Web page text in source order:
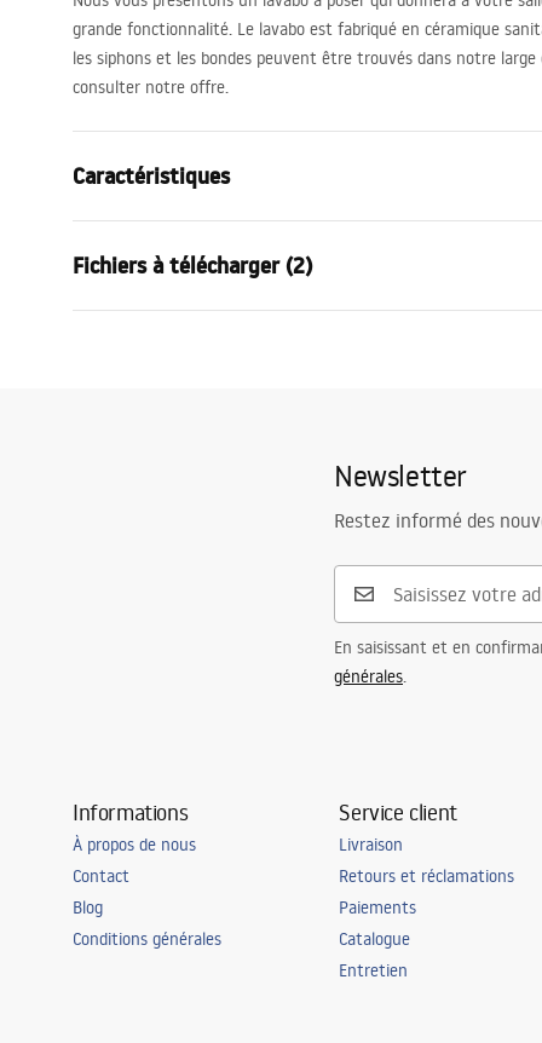
grande fonctionnalité. Le lavabo est fabriqué en céramique
les siphons et les bondes peuvent être trouvés dans notre
consulter notre offre.
Caractéristiques
Matériel
Couleur
Blanc
115
90
Non
Non
Fichiers à télécharger (2)
Newsletter
Restez informé des
En saisissant et en
générales.
Informations
À propos de nous
Contact
Blog
Conditions générales
Service client
Livraison
Retours et réclamations
Paiements
Catalogue
Entretien